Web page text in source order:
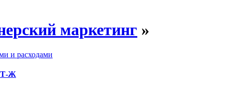
маркетинг »
и расходами
Т-Ж